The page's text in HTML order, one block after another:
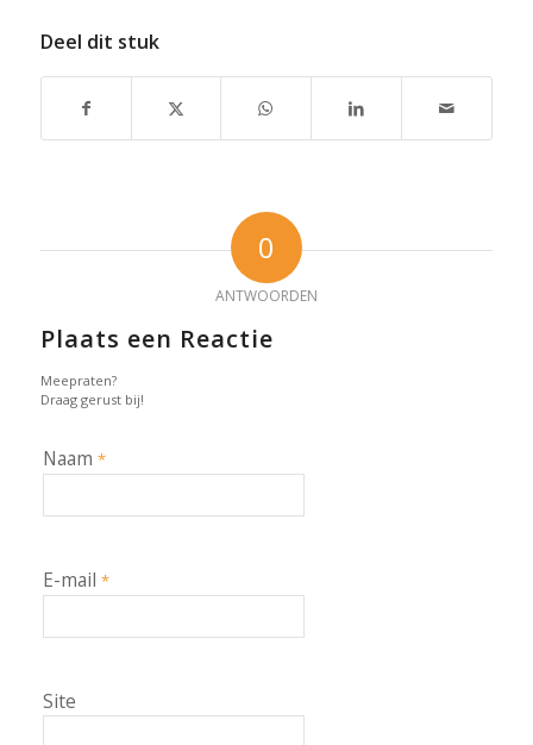
Deel dit stuk
0
ANTWOORDEN
Plaats een Reactie
Meepraten?
Draag gerust bij!
Naam *
E-mail *
Site